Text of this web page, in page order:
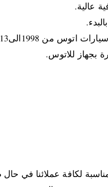
اتوس حيث نقوم بنسخ
فلدينا خدمات سريعة في
السيارات الاتوس
بسيارتك ونسخ مفتاح جديد
فنيين محترفين في
الراقي مع كافة
منزلك في أي وقت وأي يوم